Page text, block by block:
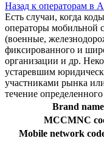
Назад к операторам в
Есть случаи, когда
операторы мобильной
(военные,
фиксированного и
организации и др.
устаревшим
участниками рынка
течение
Brand name
MCCMNC
Mobile network